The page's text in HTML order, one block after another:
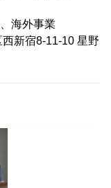
外事業
新宿8-11-10 星野